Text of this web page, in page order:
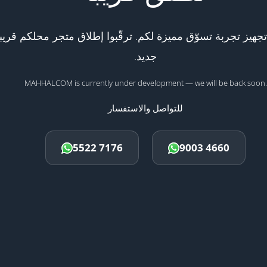
تجربة تسوّق مميزة لكم. ترقّبوا إطلاق متجر محلكم
جديد.
MAHHALCOM is currently under development — we will be back soon.
للتواصل والاستفسار
5522 7176 9003 4660